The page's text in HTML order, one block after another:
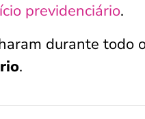
previdenciário.
durante todo
.